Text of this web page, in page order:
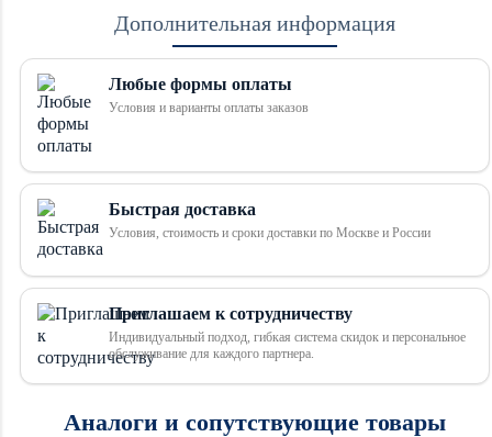
Дополнительная информация
Любые формы оплаты
Условия и варианты оплаты заказов
Быстрая доставка
Условия, стоимость и сроки доставки по Москве и России
Приглашаем к сотрудничеству
Индивидуальный подход, гибкая система скидок и персональное
обслуживание для каждого партнера.
Аналоги и сопутствующие товары